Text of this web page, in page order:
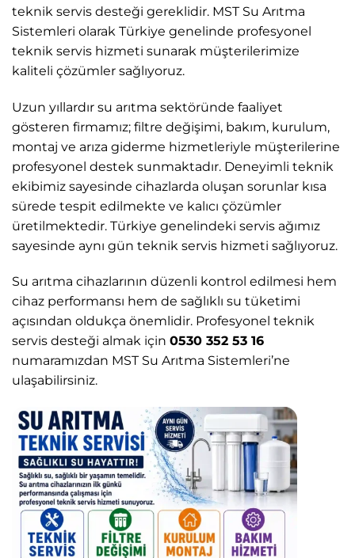
teknik servis desteği gereklidir. MST Su Arıtma
Sistemleri olarak Türkiye genelinde profesyonel
teknik servis hizmeti sunarak müşterilerimize
kaliteli çözümler sağlıyoruz.
Uzun yıllardır su arıtma sektöründe faaliyet
gösteren firmamız; filtre değişimi, bakım, kurulum,
montaj ve arıza giderme hizmetleriyle müşterilerine
profesyonel destek sunmaktadır. Deneyimli teknik
ekibimiz sayesinde cihazlarda oluşan sorunlar kısa
sürede tespit edilmekte ve kalıcı çözümler
üretilmektedir. Türkiye genelindeki servis ağımız
sayesinde aynı gün teknik servis hizmeti sağlıyoruz.
Su arıtma cihazlarının düzenli kontrol edilmesi hem
cihaz performansı hem de sağlıklı su tüketimi
açısından oldukça önemlidir. Profesyonel teknik
servis desteği almak için 0530 352 53 16
numaramızdan MST Su Arıtma Sistemleri’ne
ulaşabilirsiniz.